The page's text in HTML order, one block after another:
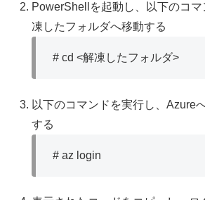
PowerShellを起動し、以下のコ
凍したフォルダへ移動する
# cd <解凍したフォルダ>
以下のコマンドを実行し、Azure
する
# az login